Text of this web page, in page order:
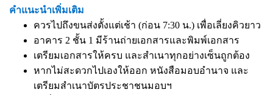
คำแนะนำเพิ่มเติม
ควรไปถึงขนส่งตั้งแต่เช้า (ก่อน 7:30 น.) เพื่อเลี่ยงคิวยาว
อาคาร 2 ชั้น 1 มีร้านถ่ายเอกสารและพิมพ์เอกสาร
เตรียมเอกสารให้ครบ และสำเนาทุกอย่างเซ็นถูกต้อง
หากไม่สะดวกไปเองให้ออก หนังสือมอบอำนาจ และ
เตรียมสำเนาบัตรประชาชนมอบฯ